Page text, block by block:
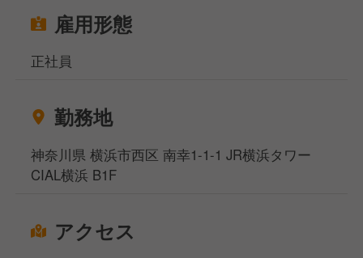
雇用形態
正社員
勤務地
神奈川県 横浜市西区 南幸1-1-1 JR横浜タワー
CIAL横浜 B1F
アクセス